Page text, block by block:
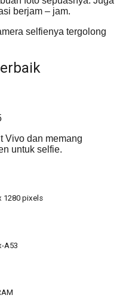
berjam – jam.
selfienya tergolong
Vivo dan memang
untuk selfie.
1280 pixels
A53